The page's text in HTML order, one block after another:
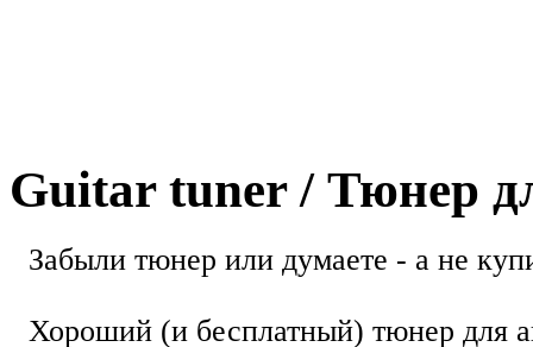
Guitar tuner / Тюнер
Забыли тюнер или думаете - а не
Хороший (и бесплатный) тюнер для